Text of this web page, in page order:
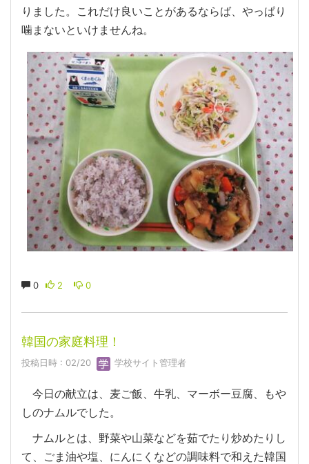
りました。これだけ良いことがあるならば、やっぱり
噛まないといけませんね。
0 2 0
韓国の家庭料理！
投稿日時 : 02/20 学校サイト管理者
今日の献立は、麦ご飯、牛乳、マーボー豆腐、もや
しのナムルでした。
ナムルとは、野菜や山菜などを茹でたり炒めたりし
て、ごま油や塩、にんにくなどの調味料で和えた韓国